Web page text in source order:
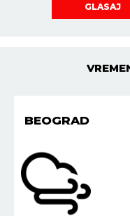
GLASAJ
BEOGRAD